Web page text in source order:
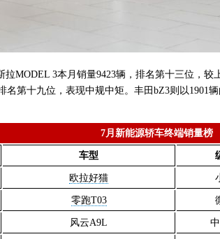
MODEL 3本月销量9423辆，排名第十三位，较
名第十九位，表现中规中矩。丰田bZ3则以1901
7月新能源轿车终端销量榜
车型
欧拉好猫
零跑T03
风云A9L